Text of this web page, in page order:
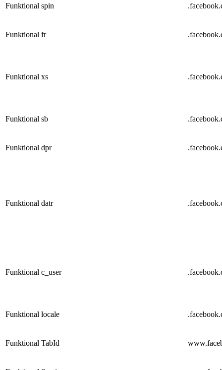
Funktional spin
Funktional fr
Funktional xs
Funktional sb
Funktional dpr
Funktional datr
Funktional c_user
Funktional locale
Funktional TabId